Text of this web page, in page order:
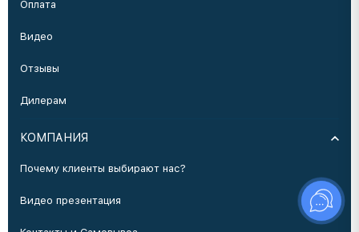
Оплата
Видео
Отзывы
Дилерам
КОМПАНИЯ
Почему клиенты выбирают нас?
Видео презентация